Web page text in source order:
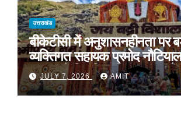
उत्तराखंड
बीकेटीसी में अनुशासनहीनता पर
व्यक्तिगत सहायक प्रमोद
प्रभाव से निलंबित, निष्पक्ष जांच
गठित
JULY 7, 2026 AMIT